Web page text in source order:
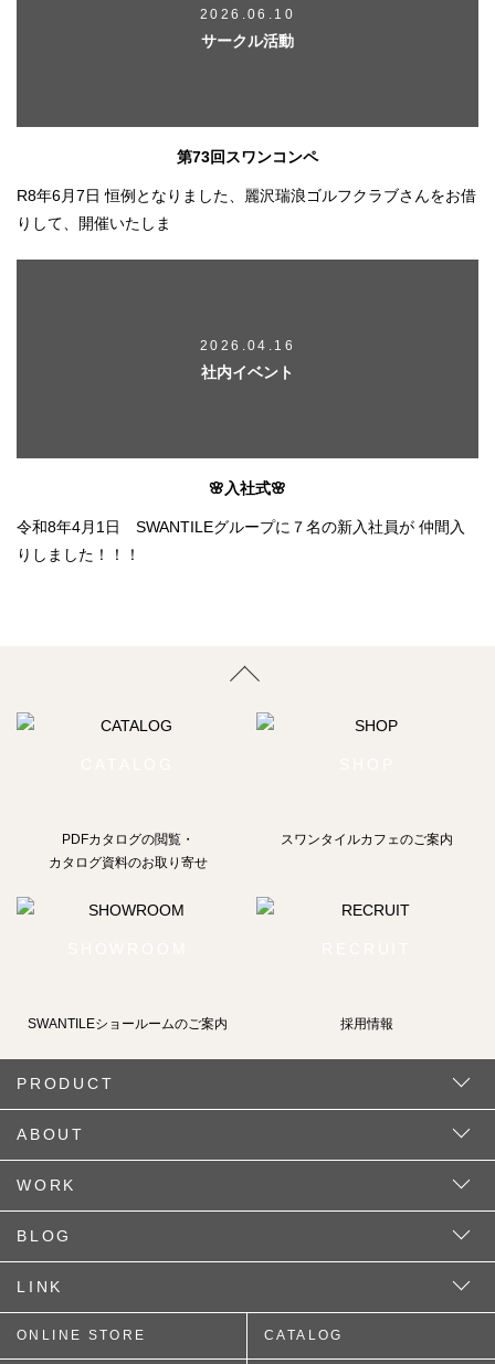
2026.06.10
サークル活動
第73回スワンコンペ
R8年6月7日 恒例となりました、麗沢瑞浪ゴルフクラブさんをお借
りして、開催いたしま
2026.04.16
社内イベント
🌸入社式🌸
令和8年4月1日 SWANTILEグループに７名の新入社員が 仲間入
りしました！！！
PDFカタログの閲覧・
カタログ資料のお取り寄せ
スワンタイルカフェのご案内
SWANTILEショールームのご案内 採用情報
PRODUCT
ABOUT
WORK
BLOG
LINK
ONLINE STORE CATALOG